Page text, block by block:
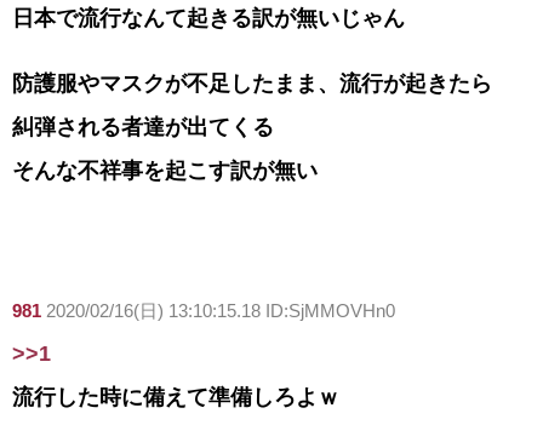
日本で流行なんて起きる訳が無いじゃん
防護服やマスクが不足したまま、流行が起きたら
糾弾される者達が出てくる
そんな不祥事を起こす訳が無い
981 2020/02/16(日) 13:10:15.18 ID:SjMMOVHn0
>>1
流行した時に備えて準備しろよｗ